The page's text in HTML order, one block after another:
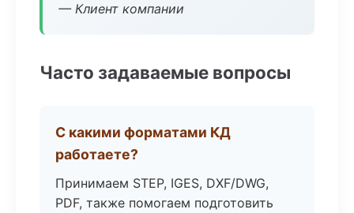
— Клиент компании
Часто задаваемые вопросы
С какими форматами КД
работаете?
Принимаем STEP, IGES, DXF/DWG,
PDF, также помогаем подготовить